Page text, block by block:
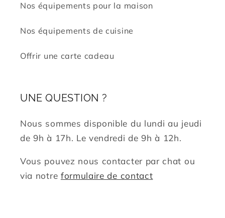
Nos équipements pour la maison
Nos équipements de cuisine
Offrir une carte cadeau
UNE QUESTION ?
Nous sommes disponible du lundi au jeudi
de 9h à 17h. Le vendredi de 9h à 12h.
Vous pouvez nous contacter par chat ou
via notre formulaire de contact